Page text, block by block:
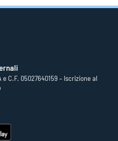
C.F. 05027640159 – Iscrizione al